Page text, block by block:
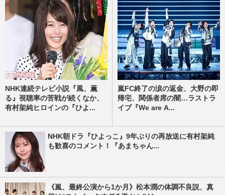
NHK連続テレビ小説『風、薫
る』視聴率の苦戦が続くなか、
有村架純ヒロインの『ひよ...
嵐FC終了の涙の返金、大野の即
帰宅、関係者席の闇…ラストラ
イブ『We are A...
NHK朝ドラ『ひよっこ』9年ぶりの再放送に有村架純
も歓喜のコメント！『あまちゃん...
《嵐、最終公演から1か月》松本潤の体調不良説、真